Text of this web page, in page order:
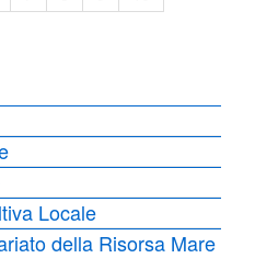
Locale
della Risorsa Mare